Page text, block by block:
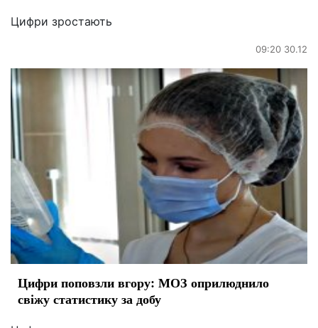
Цифри зростають
09:20 30.12
Цифри поповзли вгору: МОЗ оприлюднило
свіжу статистику за добу